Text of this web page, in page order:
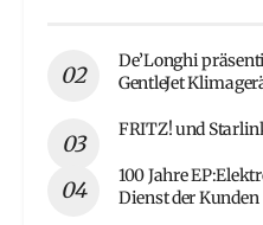
De’Longhi
GentleJet
FRITZ! und
100 Jahre
Dienst der Kunden